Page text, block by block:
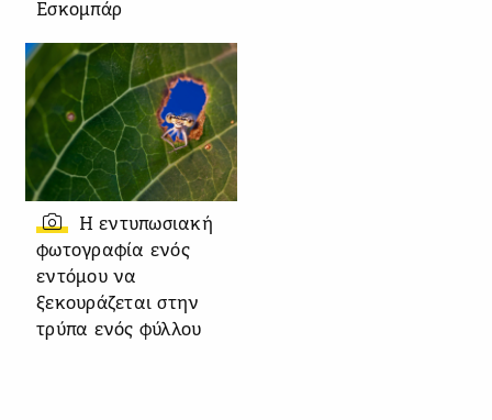
Εσκομπάρ
Η εντυπωσιακή
φωτογραφία ενός
εντόμου να
ξεκουράζεται στην
τρύπα ενός φύλλου